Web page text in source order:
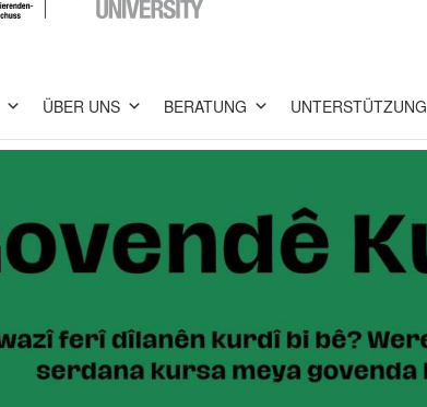
ÜBER UNS BERATUNG UNTERSTÜTZUNG